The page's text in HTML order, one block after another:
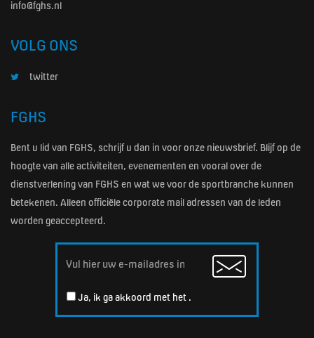
info@fghs.nl
VOLG ONS
twitter
FGHS
Bent u lid van FGHS, schrijf u dan in voor onze nieuwsbrief. Blijf op de
hoogte van alle activiteiten, evenementen en vooral over de
dienstverlening van FGHS en wat we voor de sportbranche kunnen
betekenen. Alleen officiële corporate mail adressen van de leden
worden geaccepteerd.
Email
Ja, ik ga akkoord met het .